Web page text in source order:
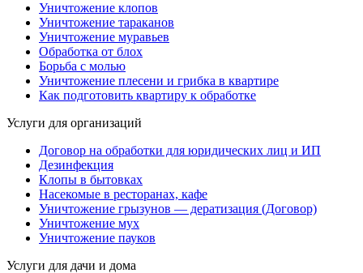
Уничтожение клопов
Уничтожение тараканов
Уничтожение муравьев
Обработка от блох
Борьба с молью
Уничтожение плесени и грибка в квартире
Как подготовить квартиру к обработке
Услуги для организаций
Договор на обработки для юридических лиц и ИП
Дезинфекция
Клопы в бытовках
Насекомые в ресторанах, кафе
Уничтожение грызунов — дератизация (Договор)
Уничтожение мух
Уничтожение пауков
Услуги для дачи и дома